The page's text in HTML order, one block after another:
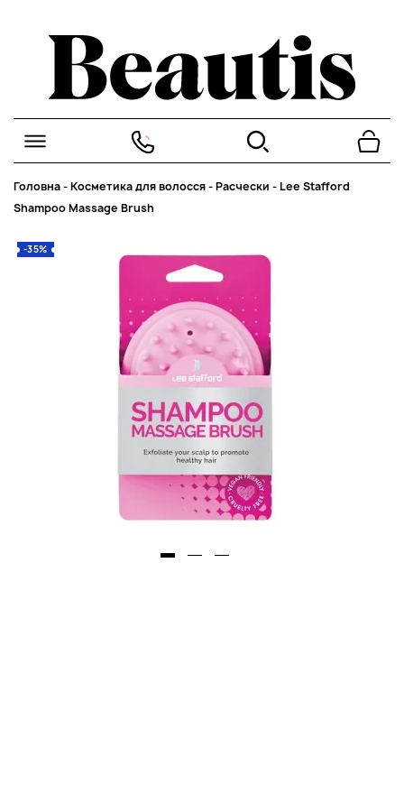
Головна-Косметика для волосся-Расчески - Lee Stafford
Shampoo Massage Brush
-35%